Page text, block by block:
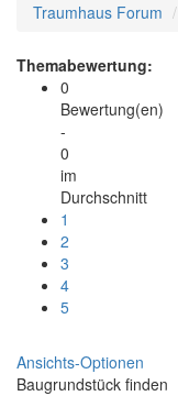
Traumhaus Forum
Themabewertung:
0
Bewertung(en)
-
0
im
Durchschnitt
1
2
3
4
5
Ansichts-Optionen
Baugrundstück finden